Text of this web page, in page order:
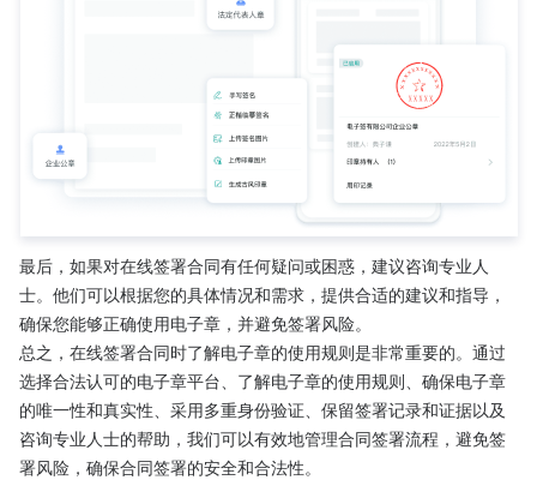
最后，如果对在线签署合同有任何疑问或困惑，建议咨询专业人
士。他们可以根据您的具体情况和需求，提供合适的建议和指导，
确保您能够正确使用电子章，并避免签署风险。
总之，在线签署合同时了解电子章的使用规则是非常重要的。通过
选择合法认可的电子章平台、了解电子章的使用规则、确保电子章
的唯一性和真实性、采用多重身份验证、保留签署记录和证据以及
咨询专业人士的帮助，我们可以有效地管理合同签署流程，避免签
署风险，确保合同签署的安全和合法性。